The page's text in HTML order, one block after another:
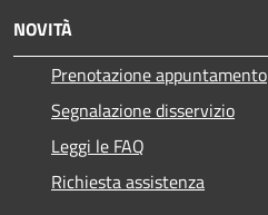
NOVITÀ
Prenotazione appuntamento
Segnalazione disservizio
Leggi le FAQ
Richiesta assistenza